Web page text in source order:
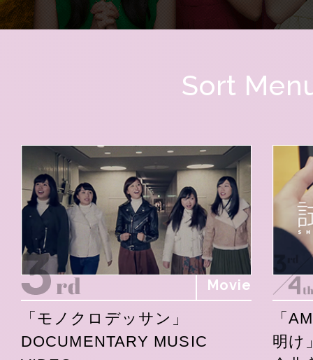
Sort
Movie
「モノクロデッサン」
DOCUMENTARY MUSIC
「
明け